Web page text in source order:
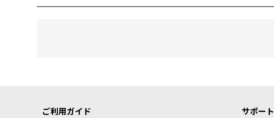
ご利用ガイド サポート